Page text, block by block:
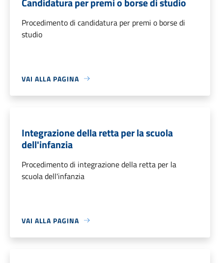
Procedimento di candidatura per premi o borse di
studio
VAI ALLA PAGINA
Integrazione della retta per la scuola
dell'infanzia
Procedimento di integrazione della retta per la
scuola dell'infanzia
VAI ALLA PAGINA